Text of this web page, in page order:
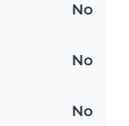
No
No
No